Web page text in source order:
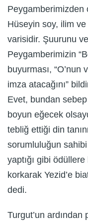
Peygamberimizden
Hüseyin soy, ilim ve
varisidir. Şuurunu ve
Peygamberimizin
buyurması, “O’nun
imza atacağını”
Evet, bundan
boyun eğecek
tebliğ ettiği din
sorumluluğun
yaptığı gibi
korkarak Yezid’e
dedi.
Turgut’un